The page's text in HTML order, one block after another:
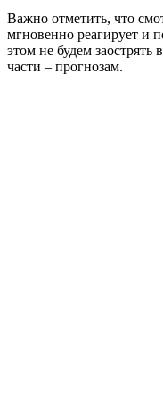
Важно отметить, что
мгновенно реагирует и
этом не будем
части – прогнозам.